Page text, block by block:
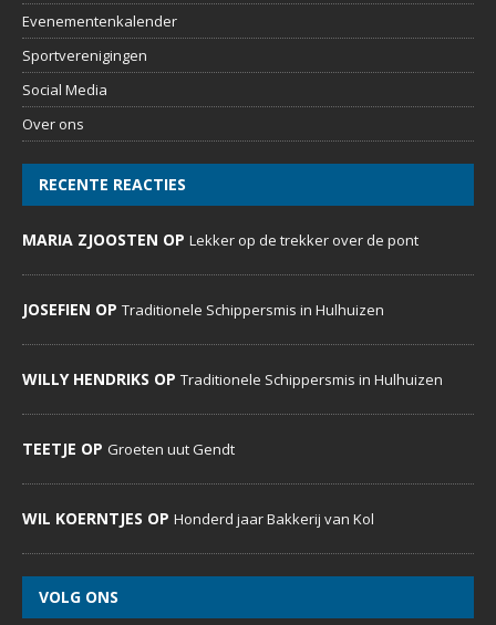
Evenementenkalender
Sportverenigingen
Social Media
Over ons
RECENTE REACTIES
MARIA ZJOOSTEN OP Lekker op de trekker over de pont
JOSEFIEN OP Traditionele Schippersmis in Hulhuizen
WILLY HENDRIKS OP Traditionele Schippersmis in Hulhuizen
TEETJE OP Groeten uut Gendt
WIL KOERNTJES OP Honderd jaar Bakkerij van Kol
VOLG ONS